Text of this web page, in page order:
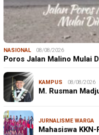
NASIONAL 08/08/2026
Poros Jalan Malino Mulai
KAMPUS 08/08/2026
M. Rusman
JURNALISME WARGA
Mahasiswa